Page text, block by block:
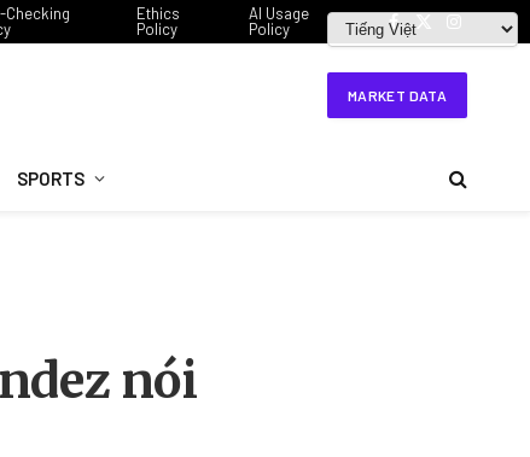
Checking
Ethics
Policy
AI Usage
Policy
Facebook
X
Instagram
MARKET DATA
SPORTS
nói